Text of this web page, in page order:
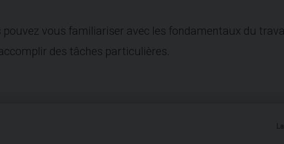
vous familiariser avec les fondamentaux du
des tâches particulières.